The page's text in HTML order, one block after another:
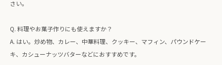
さい。
Q. 料理やお菓子作りにも使えますか？
A. はい。炒め物、カレー、中華料理、クッキー、マフィン、パウンドケー
キ、カシューナッツバターなどにおすすめです。